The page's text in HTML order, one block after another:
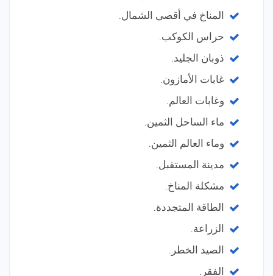
المناخ في أقصى الشمال.
حراس الكوكب.
ذوبان الجليد.
غابات الأمازون.
وغابات العالم.
ماء الساحل الثمين.
وماء العالم الثمين.
مدينة المستقبل.
مشكلة المناخ.
الطاقة المتجددة.
الزراعة.
الصيد الخطر.
الفقر.